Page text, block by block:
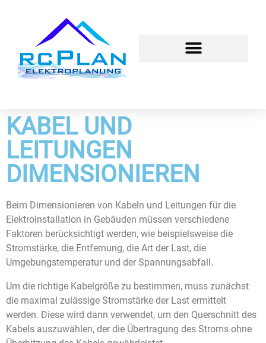
KABEL UND
LEITUNGEN
DIMENSIONIEREN
Beim Dimensionieren von Kabeln und Leitungen für die
Elektroinstallation in Gebäuden müssen verschiedene
Faktoren berücksichtigt werden, wie beispielsweise die
Stromstärke, die Entfernung, die Art der Last, die
Umgebungstemperatur und der Spannungsabfall.
Um die richtige Kabelgröße zu bestimmen, muss zunächst
die maximal zulässige Stromstärke der Last ermittelt
werden. Diese wird dann verwendet, um den Querschnitt des
Kabels auszuwählen, der die Übertragung des Stroms ohne